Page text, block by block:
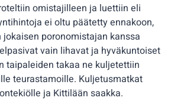
omistajilleen ja luettiin eli
ei oltu päätetty ennakoon,
poronomistajan kanssa
vain lihavat ja hyväkuntoiset
taipaleiden takaa ne kuljetettiin
teurastamoille. Kuljetusmatkat
ja Kittilään saakka.